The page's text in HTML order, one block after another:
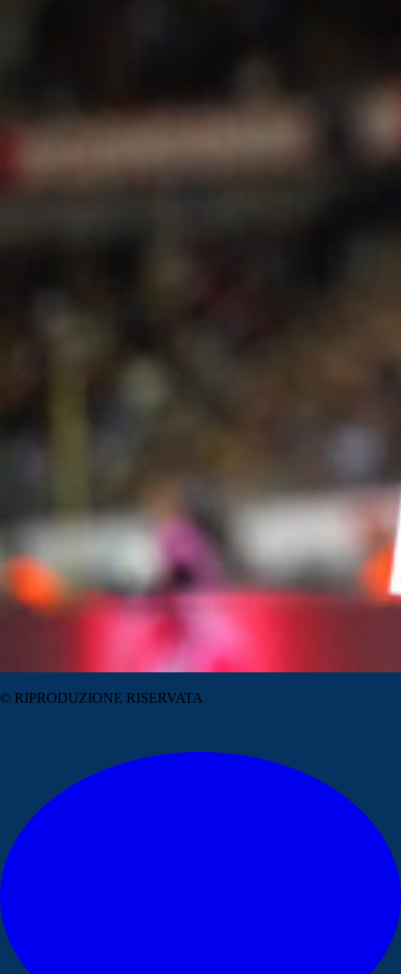
© RIPRODUZIONE RISERVATA